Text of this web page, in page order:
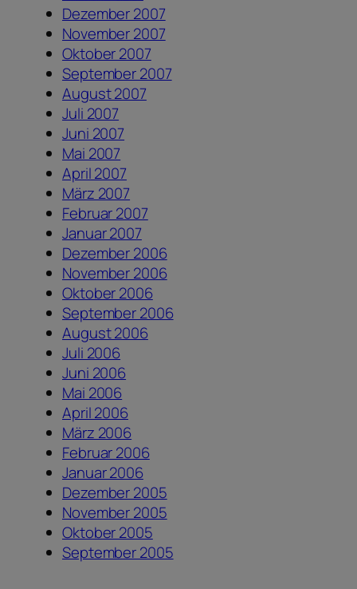
Dezember 2007
November 2007
Oktober 2007
September 2007
August 2007
Juli 2007
Juni 2007
Mai 2007
April 2007
März 2007
Februar 2007
Januar 2007
Dezember 2006
November 2006
Oktober 2006
September 2006
August 2006
Juli 2006
Juni 2006
Mai 2006
April 2006
März 2006
Februar 2006
Januar 2006
Dezember 2005
November 2005
Oktober 2005
September 2005